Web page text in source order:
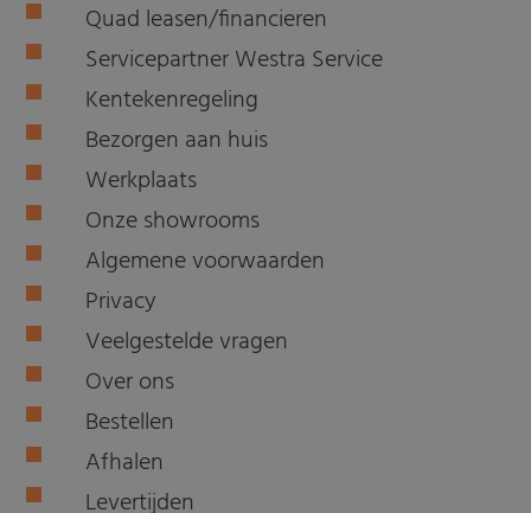
Quad leasen/financieren
Servicepartner Westra Service
Kentekenregeling
Bezorgen aan huis
Werkplaats
Onze showrooms
Algemene voorwaarden
Privacy
Veelgestelde vragen
Over ons
Bestellen
Afhalen
Levertijden